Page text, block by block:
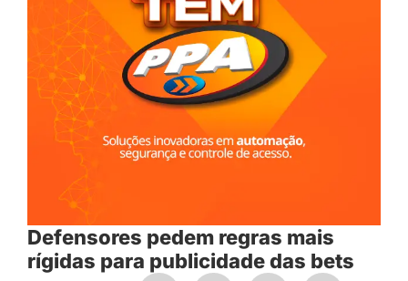
Defensores pedem regras mais
rígidas para publicidade das bets